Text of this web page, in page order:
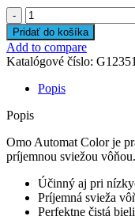
množstvo
Omo
Pro
Formula
Automat
Color
Vhodný
pranie
všetkých
tkanín
-
7kg
Pridať do košíka
Add to compare
Katalógové číslo: G12351
Popis
Popis
Omo Automat Color je
príjemnou sviežou
Účinný aj pri
Príjemná svieža
Perfektne čistá